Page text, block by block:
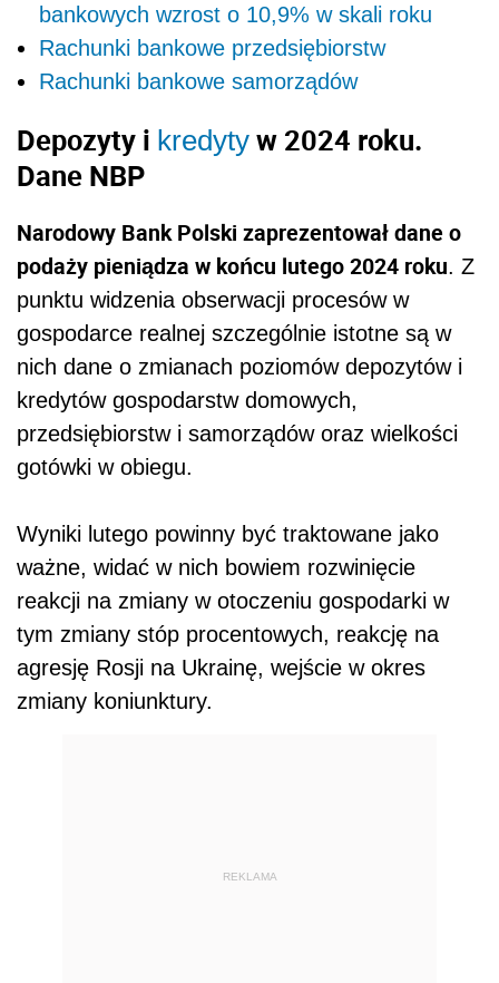
bankowych wzrost o 10,9% w skali roku
Rachunki bankowe przedsiębiorstw
Rachunki bankowe samorządów
Depozyty i kredyty w 2024 roku.
Dane NBP
Narodowy Bank Polski zaprezentował dane o
podaży pieniądza w końcu lutego 2024 roku. Z
punktu widzenia obserwacji procesów w
gospodarce realnej szczególnie istotne są w
nich dane o zmianach poziomów depozytów i
kredytów gospodarstw domowych,
przedsiębiorstw i samorządów oraz wielkości
gotówki w obiegu.
Wyniki lutego powinny być traktowane jako
ważne, widać w nich bowiem rozwinięcie
reakcji na zmiany w otoczeniu gospodarki w
tym zmiany stóp procentowych, reakcję na
agresję Rosji na Ukrainę, wejście w okres
zmiany koniunktury.
REKLAMA